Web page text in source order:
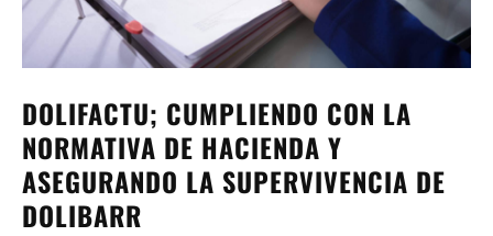
DOLIFACTU; CUMPLIENDO CON LA
NORMATIVA DE HACIENDA Y
ASEGURANDO LA SUPERVIVENCIA DE
DOLIBARR